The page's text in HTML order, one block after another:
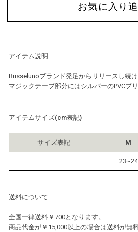
お気に入り
アイテム説明
Russelunoブランド発足からリリースし続け
マジックテープ部分にはシルバーのPVCプ
アイテムサイズ(cm表記)
サイズ表記 M
23~24
送料について
全国一律送料￥700となります。
商品代金が￥15,000以上の場合は送料が無